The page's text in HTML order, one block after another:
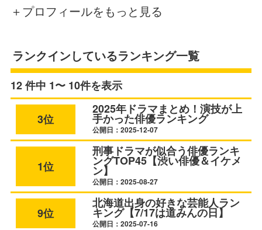
＋プロフィールをもっと見る
ランクインしているランキング一覧
12 件中 1〜 10件を表示
3位
2025年ドラマまとめ！演技が上
手かった俳優ランキング
公開日：2025-12-07
1位
刑事ドラマが似合う俳優ランキ
ングTOP45【渋い俳優＆イケメ
ン】
公開日：2025-08-27
9位
北海道出身の好きな芸能人ラン
キング【7/17は道みんの日】
公開日：2025-07-16